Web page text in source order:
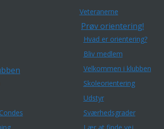
Veteranerne
Prøv orientering!
Hvad er orientering?
Bliv medlem
Velkommen i klubben
Skoleorientering
Udstyr
Sværhedsgrader